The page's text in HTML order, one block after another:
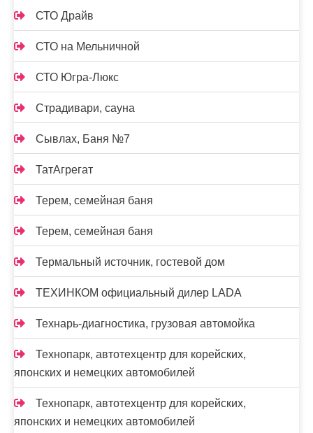
СТО Драйв
СТО на Мельничной
СТО Югра-Люкс
Страдивари, сауна
Сывлах, Баня №7
ТатАгрегат
Терем, семейная баня
Терем, семейная баня
Термальный источник, гостевой дом
ТЕХИНКОМ официальный дилер LADA
Технарь-диагностика, грузовая автомойка
Технопарк, автотехцентр для корейских,
японских и немецких автомобилей
Технопарк, автотехцентр для корейских,
японских и немецких автомобилей